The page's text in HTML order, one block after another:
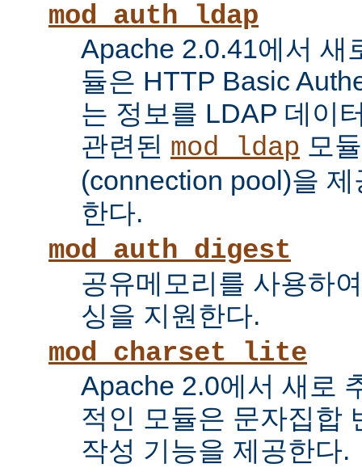
mod_auth_ldap
Apache 2.0.41에서 새
듈은 HTTP Basic
는 정보를 LDAP 데이
관련된 mod_ldap 모
(connection pool)을
한다.
mod_auth_digest
공유메모리를 사용하
싱을 지원한다.
mod_charset_lite
Apache 2.0에서 새로
적인 모듈은 문자집합
작성 기능을 제공한다.